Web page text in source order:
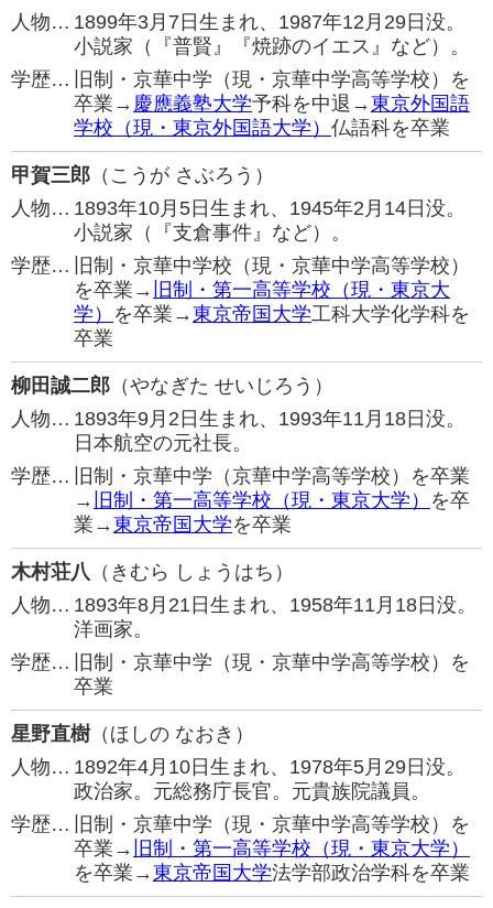
人物… 1899年3月7日生まれ、1987年12月29日没。
小説家（『普賢』『焼跡のイエス』など）。
学歴…
旧制・京華中学（現・京華中学高等学校）を
卒業→ 慶應義塾大学予科を中退→東京外国語
学校（現・東京外国語大学） 仏語科を卒業
甲賀三郎 （こうが さぶろう）
人物… 1893年10月5日生まれ、1945年2月14日没。
小説家（『支倉事件』など）。
学歴…
旧制・京華中学校（現・京華中学高等学校）
を卒業→ 旧制・第一高等学校（現・東京大
学） を卒業→東京帝国大学工科大学化学科を
卒業
柳田誠二郎 （やなぎた せいじろう）
人物… 1893年9月2日生まれ、1993年11月18日没。
日本航空の元社長。
学歴…
旧制・京華中学（京華中学高等学校）を卒業
→ 旧制・第一高等学校（現・東京大学） を卒
業→東京帝国大学を卒業
木村荘八 （きむら しょうはち）
人物… 1893年8月21日生まれ、1958年11月18日没。
洋画家。
学歴…
旧制・京華中学（現・京華中学高等学校）を
卒業
星野直樹（ほしの なおき）
人物… 1892年4月10日生まれ、1978年5月29日没。
政治家。元総務庁長官。元貴族院議員。
学歴…
旧制・京華中学（現・京華中学高等学校）を
卒業→ 旧制・第一高等学校（現・東京大学）
を卒業→東京帝国大学法学部政治学科を卒業